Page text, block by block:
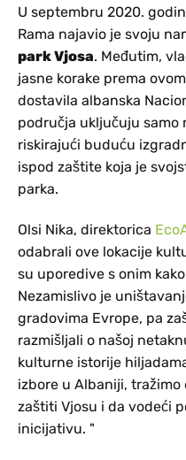
U septembru 2020.
Rama najavio je svoju
park Vjosa. Međutim,
jasne korake prema
dostavila albanska
područja uključuju samo
riskirajući buduću
ispod zaštite koja je
parka.
Olsi Nika, direktorica
odabrali ove lokacije
su uporedive s onim
Nezamislivo je
gradovima Evrope, pa
razmišljali o našoj
kulturne istorije
izbore u Albaniji,
zaštiti Vjosu i da vodeći
inicijativu. "